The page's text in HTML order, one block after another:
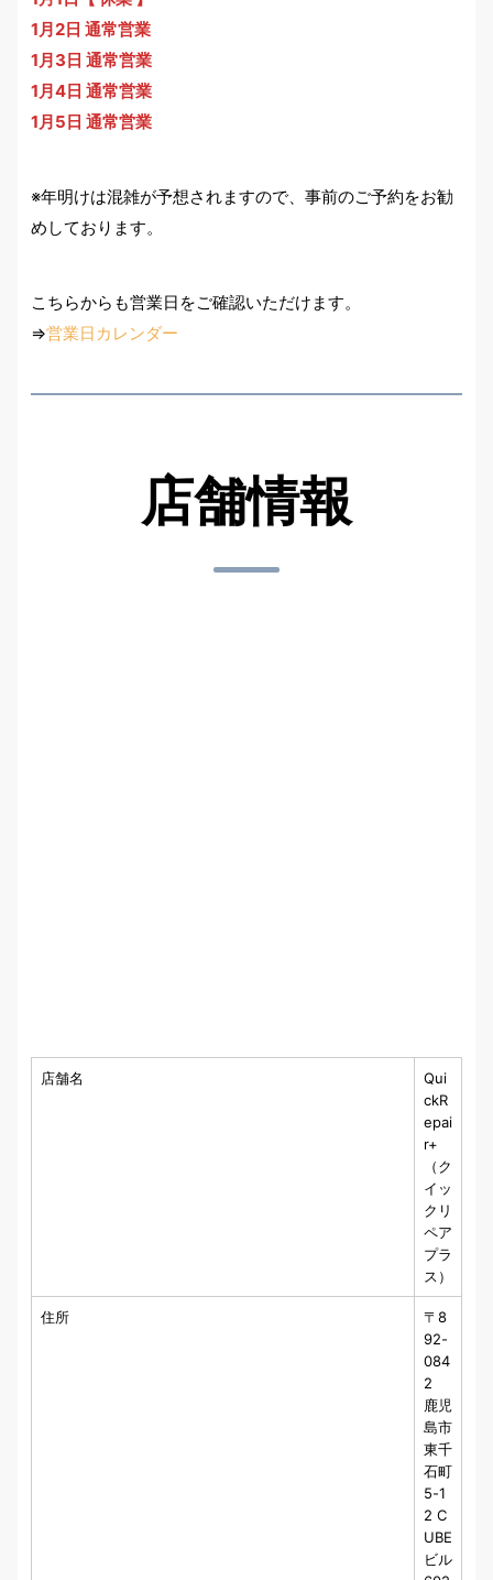
1月2日 通常営業
1月3日 通常営業
1月4日 通常営業
1月5日 通常営業
※年明けは混雑が予想されますので、事前のご予約をお勧
めしております。
こちらからも営業日をご確認いただけます。
⇒営業日カレンダー
店舗情報
店舗名
Qui
ckR
epai
r+
（ク
イッ
クリ
ペア
プラ
ス）
住所
〒8
92-
084
2
鹿児
島市
東千
石町
5-1
2 C
UBE
ビル